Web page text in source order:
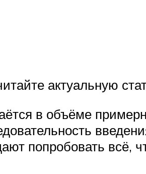
актуальную
в объёме
попробовать всё,